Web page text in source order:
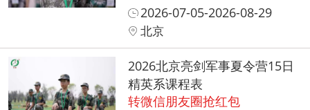
2026-07-05-2026-08-29
北京
2026北京亮剑军事夏令营15日
精英系课程表
转微信朋友圈抢红包